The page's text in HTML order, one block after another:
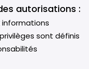
autorisations :
informations
sont définis